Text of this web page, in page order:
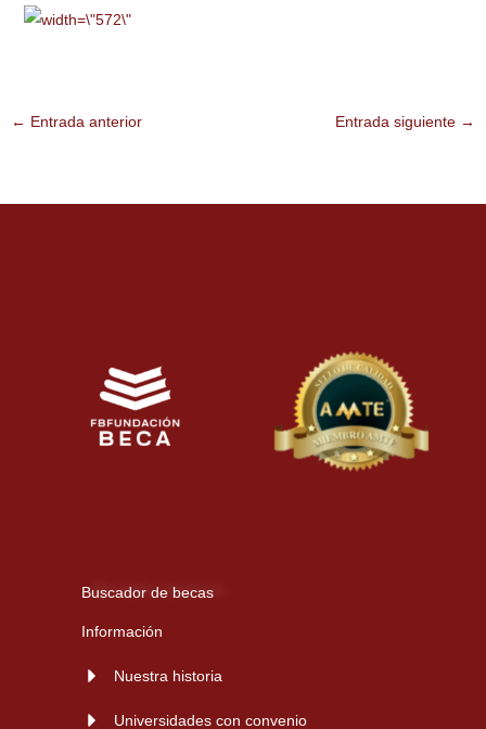
← Entrada anterior Entrada siguiente →
Buscador de becas
Información
Nuestra historia
Universidades con convenio